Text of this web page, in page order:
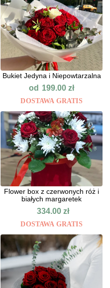
Bukiet Jedyna i Niepowtarzalna
od 199.00zł
DOSTAWA GRATIS
Flower box z czerwonych róż i
białych margaretek
334.00zł
DOSTAWA GRATIS